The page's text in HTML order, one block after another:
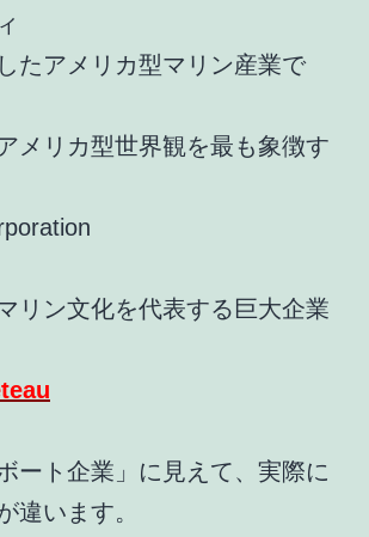
たアメリカ型マリン産業で
メリカ型世界観を最も象徴す
リン文化を代表する巨大企業
ート企業」に見えて、実際に
違います。